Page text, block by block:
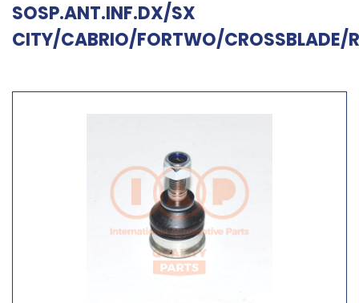
SOSP.ANT.INF.DX/SX
CITY/CABRIO/FORTWO/CROSSBLADE/